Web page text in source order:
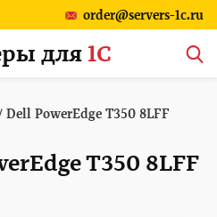
order@servers-1c.ru
для1С
Dell PowerEdge T350 8LFF
T350 8LFF